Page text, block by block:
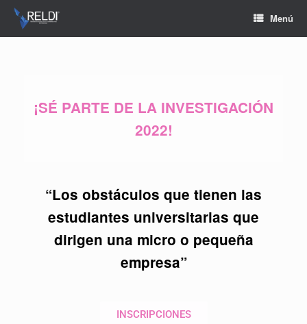
Menú
¡SÉ PARTE DE LA INVESTIGACIÓN
2022!
“Los obstáculos que tienen las
estudiantes universitarias que
dirigen una micro o pequeña
empresa”
INSCRIPCIONES